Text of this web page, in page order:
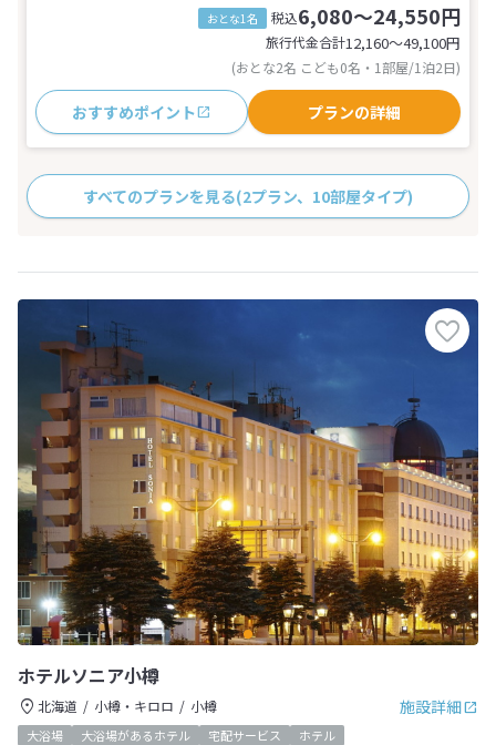
おとな1名 税込6,080～24,550円
旅行代金合計12,160〜49,100円
(おとな2名 こども0名・1部屋/1泊2日)
おすすめポイント プランの詳細
すべてのプランを見る(2プラン、10部屋タイプ)
ホテルソニア小樽
施設詳細
北海道 小樽・キロロ 小樽
大浴場 大浴場があるホテル 宅配サービス
ホテル